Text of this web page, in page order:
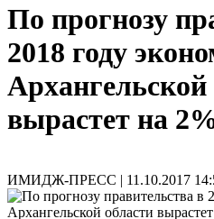
По прогнозу
2018 году
Архангельской
вырастет на
ИМИДЖ-ПРЕСС | 11.10.2017